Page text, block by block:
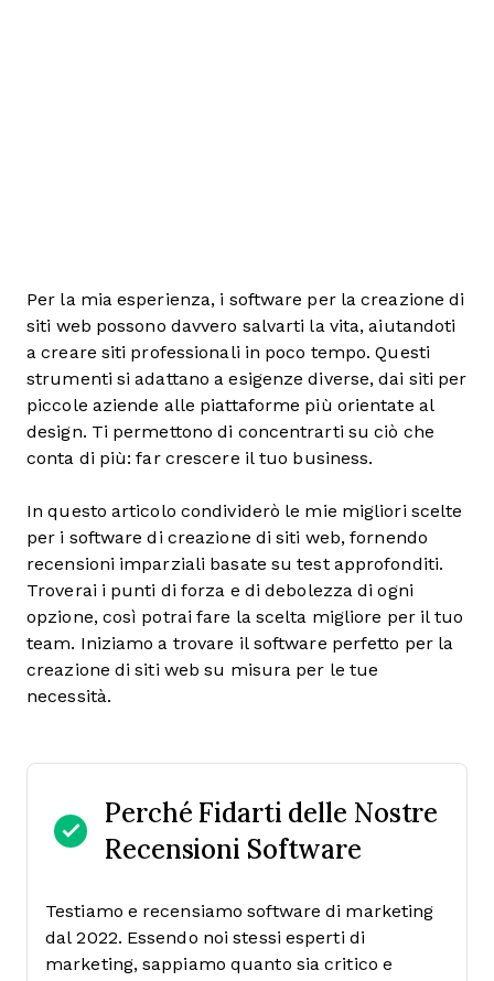
Per la mia esperienza, i software per la creazione di
siti web possono davvero salvarti la vita, aiutandoti
a creare siti professionali in poco tempo. Questi
strumenti si adattano a esigenze diverse, dai siti per
piccole aziende alle piattaforme più orientate al
design. Ti permettono di concentrarti su ciò che
conta di più: far crescere il tuo business.
In questo articolo condividerò le mie migliori scelte
per i software di creazione di siti web, fornendo
recensioni imparziali basate su test approfonditi.
Troverai i punti di forza e di debolezza di ogni
opzione, così potrai fare la scelta migliore per il tuo
team. Iniziamo a trovare il software perfetto per la
creazione di siti web su misura per le tue
necessità.
Perché Fidarti delle Nostre
Recensioni Software
Testiamo e recensiamo software di marketing
dal 2022. Essendo noi stessi esperti di
marketing, sappiamo quanto sia critico e